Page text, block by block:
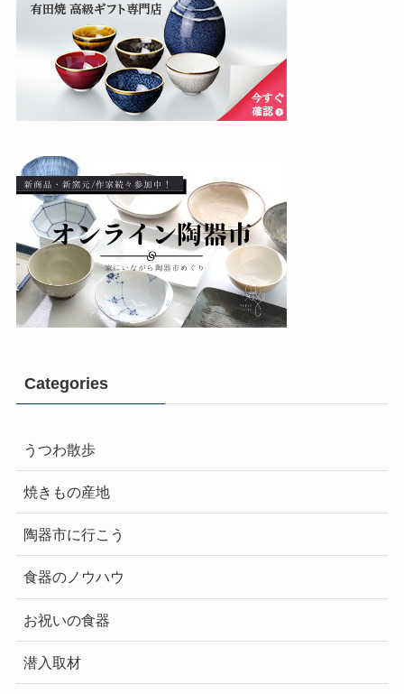
Categories
うつわ散歩
焼きもの産地
陶器市に行こう
食器のノウハウ
お祝いの食器
潜入取材